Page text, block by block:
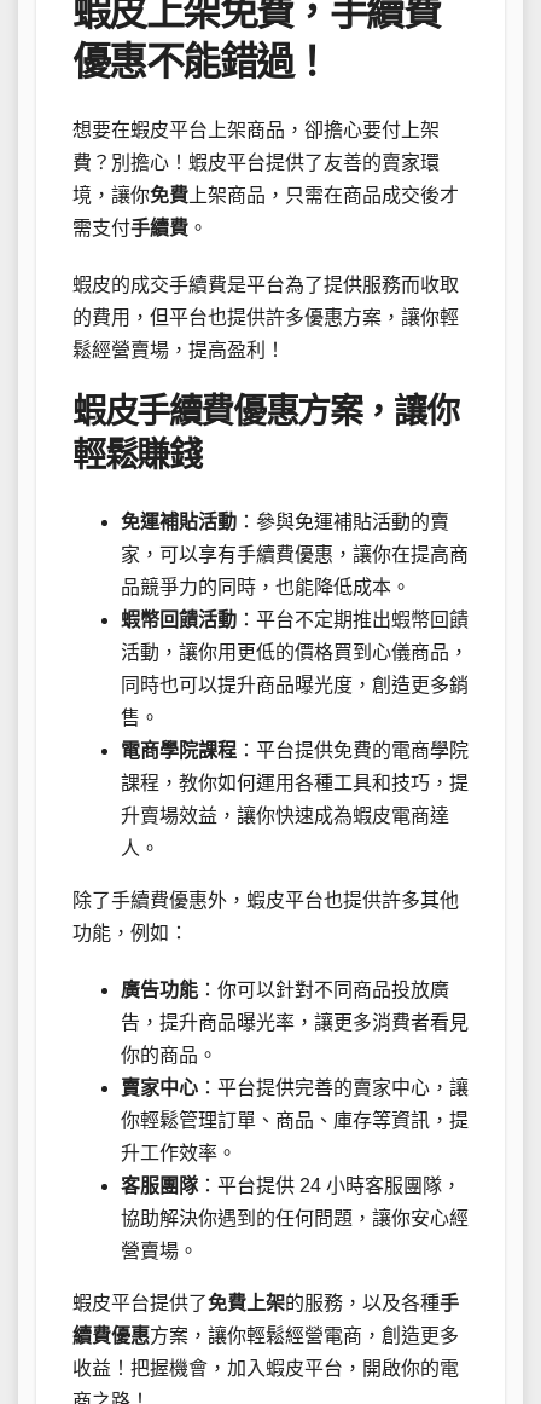
蝦皮上架免費，手續費
優惠不能錯過！
想要在蝦皮平台上架商品，卻擔心要付上架
費？別擔心！蝦皮平台提供了友善的賣家環
境，讓你免費上架商品，只需在商品成交後才
需支付手續費 。
蝦皮的成交手續費是平台為了提供服務而收取
的費用，但平台也提供許多優惠方案，讓你輕
鬆經營賣場，提高盈利！
蝦皮手續費優惠方案，讓你
輕鬆賺錢
免運補貼活動 ：參與免運補貼活動的賣
家，可以享有手續費優惠，讓你在提高商
品競爭力的同時，也能降低成本。
蝦幣回饋活動 ：平台不定期推出蝦幣回饋
活動，讓你用更低的價格買到心儀商品，
同時也可以提升商品曝光度，創造更多銷
售。
電商學院課程 ：平台提供免費的電商學院
課程，教你如何運用各種工具和技巧，提
升賣場效益，讓你快速成為蝦皮電商達
人。
除了手續費優惠外，蝦皮平台也提供許多其他
功能，例如：
廣告功能 ：你可以針對不同商品投放廣
告，提升商品曝光率，讓更多消費者看見
你的商品。
賣家中心 ：平台提供完善的賣家中心，讓
你輕鬆管理訂單、商品、庫存等資訊，提
升工作效率。
客服團隊：平台提供 24 小時客服團隊，
協助解決你遇到的任何問題，讓你安心經
營賣場。
蝦皮平台提供了免費上架的服務，以及各種手
續費優惠方案，讓你輕鬆經營電商，創造更多
收益！把握機會，加入蝦皮平台，開啟你的電